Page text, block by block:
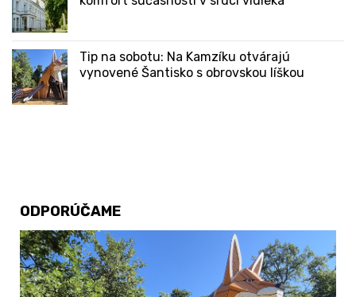
Tip na sobotu: Na Kamzíku otvárajú
vynovené Šantisko s obrovskou líškou
ODPORÚČAME